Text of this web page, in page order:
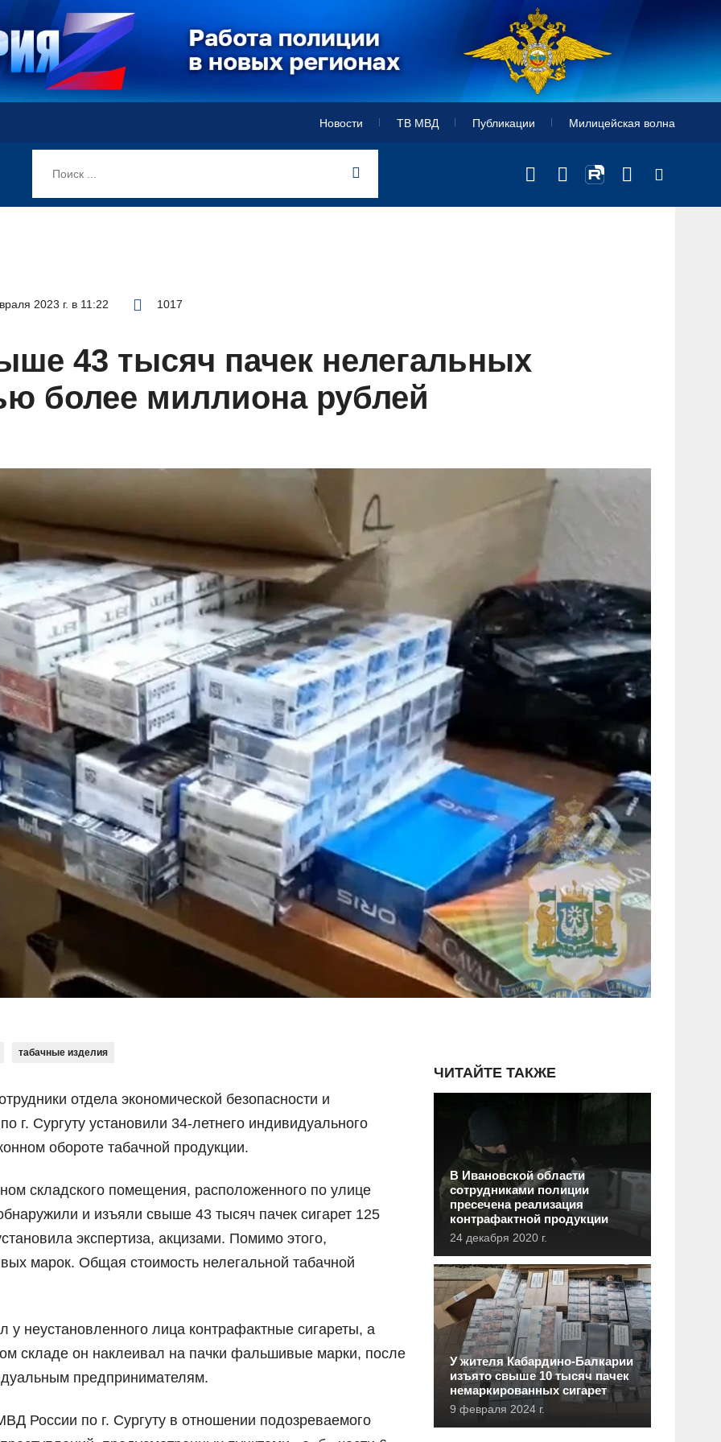
Новости ТВ МВД Публикации Милицейская волна
2023 г. в 11:22 1017
43 тысяч пачек нелегальных
более миллиона рублей
табачные изделия
отдела экономической безопасности и
г. Сургуту установили 34-летнего индивидуального
обороте табачной продукции.
складского помещения, расположенного по улице
и изъяли свыше 43 тысяч пачек сигарет 125
экспертиза, акцизами. Помимо этого,
марок. Общая стоимость нелегальной табачной
неустановленного лица контрафактные сигареты, а
складе он наклеивал на пачки фальшивые марки, после
предпринимателям.
России по г. Сургуту в отношении подозреваемого
ЧИТАЙТЕ ТАКЖЕ
В Ивановской области
сотрудниками полиции
пресечена реализация
контрафактной продукции
24 декабря 2020 г.
У жителя Кабардино-Балкарии
изъято свыше 10 тысяч пачек
немаркированных сигарет
9 февраля 2024 г.